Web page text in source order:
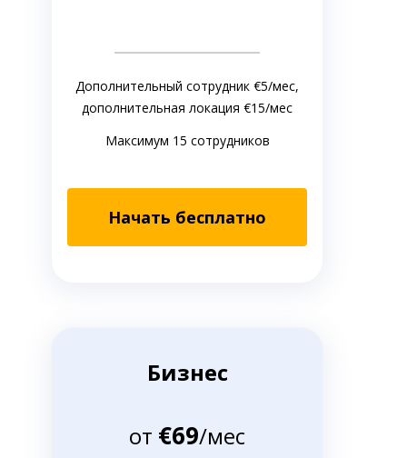
Дополнительный сотрудник €5/мес,
дополнительная локация €15/мес
Максимум 15 сотрудников
Начать бесплатно
Бизнес
от €69/мес